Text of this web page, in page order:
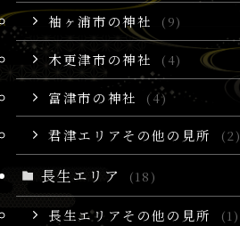
袖ヶ浦市の神社 (9)
木更津市の神社 (4)
富津市の神社 (4)
君津エリアその他の見所 (2)
長生エリア (18)
長生エリアその他の見所 (1)